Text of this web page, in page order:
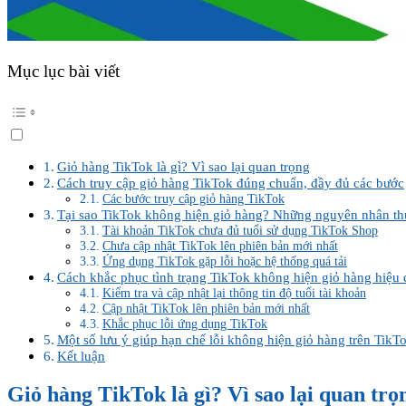
Mục lục bài viết
Giỏ hàng TikTok là gì? Vì sao lại quan trọng
Cách truy cập giỏ hàng TikTok đúng chuẩn, đầy đủ các bước
Các bước truy cập giỏ hàng TikTok
Tại sao TikTok không hiện giỏ hàng? Những nguyên nhân
Tài khoản TikTok chưa đủ tuổi sử dụng TikTok Shop
Chưa cập nhật TikTok lên phiên bản mới nhất
Ứng dụng TikTok gặp lỗi hoặc hệ thống quá tải
Cách khắc phục tình trạng TikTok không hiện giỏ hàng hiệu
Kiểm tra và cập nhật lại thông tin độ tuổi tài khoản
Cập nhật TikTok lên phiên bản mới nhất
Khắc phục lỗi ứng dụng TikTok
Một số lưu ý giúp hạn chế lỗi không hiện giỏ hàng trên
Kết luận
Giỏ hàng TikTok là gì? Vì sao lại quan